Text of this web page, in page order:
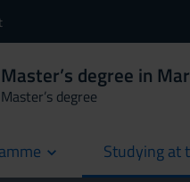
Master’s degree in
Master’s degree
Studying at